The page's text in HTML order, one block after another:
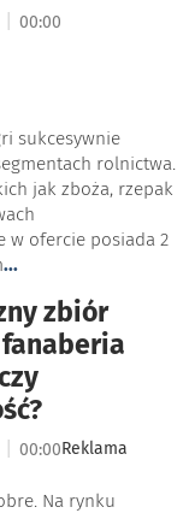
00:00
sukcesywnie
rolnictwa.
jak zboża, rzepak
w ofercie posiada 2
...
zbiór
00:00Reklama
Na rynku